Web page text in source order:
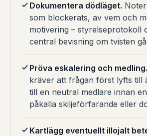
Dokumentera dödläget.
som blockerats, av vem och
motivering – styrelseprotokoll
central bevisning om tvisten
Pröva eskalering och medling.
kräver att frågan först lyfts till
till en neutral medlare innan
påkalla skiljeförfarande eller
Kartlägg eventuellt illojalt